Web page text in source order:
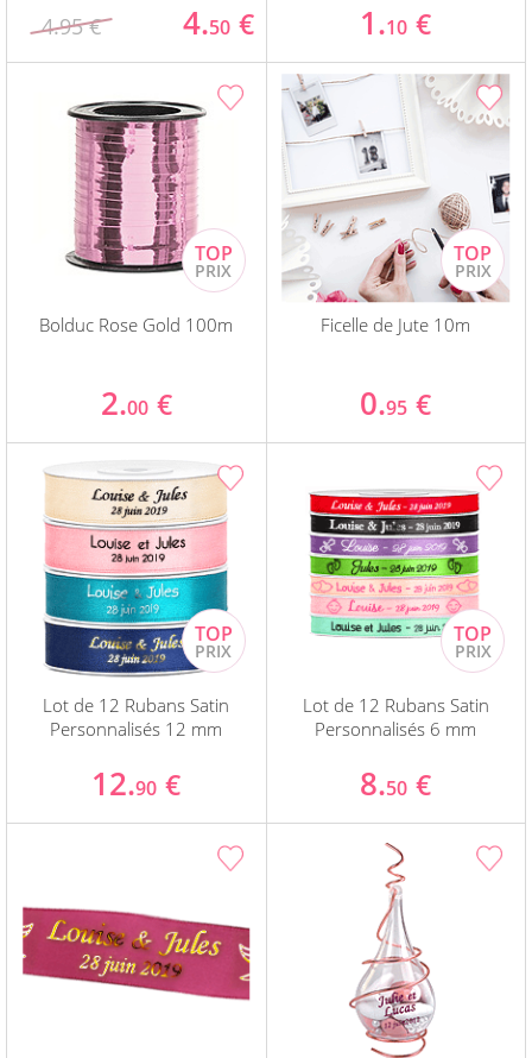
4.95 € 4.50 € 1.10 €
Bolduc Rose Gold 100m
2.00 €
Ficelle de Jute 10m
0.95 €
Lot de 12 Rubans Satin
Personnalisés 12 mm
12.90 €
Lot de 12 Rubans Satin
Personnalisés 6 mm
8.50 €